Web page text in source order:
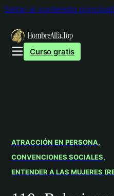
Saltar al contenido principal
Curso gratis
ATRACCIÓN EN PERSONA
CONVENCIONES SOCIALES
ENTENDER A LAS MUJERES